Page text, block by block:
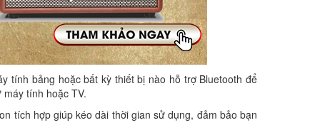
tính bảng hoặc bất kỳ thiết bị nào hỗ trợ Bluetooth để
tính hoặc TV.
tích hợp giúp kéo dài thời gian sử dụng, đảm bảo bạn